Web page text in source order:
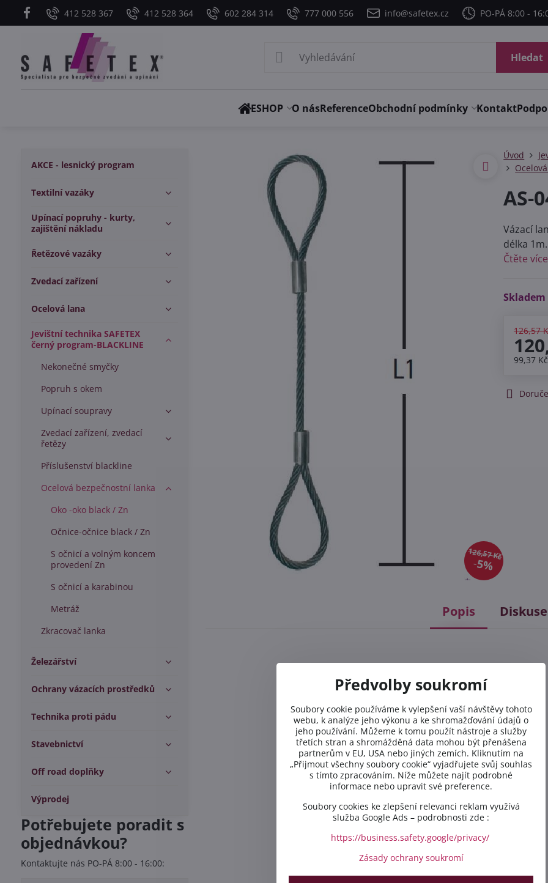
412 528 367 412 528 364 602 284 314 777 000 556 info@safetex.cz PO-PÁ 8:00 -
Hledat
ESHOP O násReferenceObchodní podmínky Kontakt
126,57 Kč
5%
Úvod
AS-
Vázací
délka 1m.
Čtěte více
Skladem
126,57
99,37
Popis Diskuse
AKCE - lesnický program
Textilní vazáky
Upínací popruhy - kurty,
zajištění nákladu
Řetězové vazáky
Zvedací zařízení
Ocelová lana
Jevištní technika SAFETEX
černý program-BLACKLINE
Nekonečné smyčky
Popruh s okem
Upínací soupravy
Zvedací zařízení, zvedací
řetězy
Příslušenství blackline
Ocelová bezpečnostní lanka
Oko -oko black / Zn
Očnice-očnice black / Zn
S očnicí a volným koncem
provedení Zn
S očnicí a karabinou
Metráž
Zkracovač lanka
Železářství
Ochrany vázacích prostředků
Technika proti pádu
Stavebnictví
Off road doplňky
Výprodej
Potřebujete poradit s
objednávkou?
Kontaktujte nás PO-PÁ 8:00 - 16:00:
Předvolby soukromí
Soubory cookie používáme k vylepšení vaší návštěvy tohoto
webu, k analýze jeho výkonu a ke shromažďování údajů o
jeho používání. Můžeme k tomu použít nástroje a služby
třetích stran a shromážděná data mohou být přenášena
partnerům v EU, USA nebo jiných zemích. Kliknutím na
„Přijmout všechny soubory cookie“ vyjadřujete svůj souhlas
s tímto zpracováním. Níže můžete najít podrobné
informace nebo upravit své preference.
Soubory cookies ke zlepšení relevanci reklam využívá
služba Google Ads – podrobnosti zde :
https://business.safety.google/privacy/
Zásady ochrany soukromí